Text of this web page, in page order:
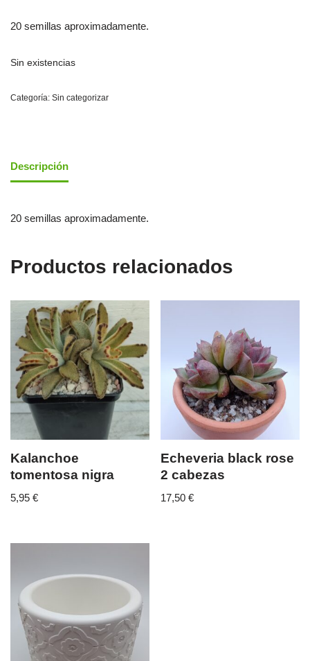
20 semillas aproximadamente.
Sin existencias
Categoría: Sin categorizar
Descripción
20 semillas aproximadamente.
Productos relacionados
Kalanchoe
tomentosa nigra
5,95 €
Echeveria black rose
2 cabezas
17,50€